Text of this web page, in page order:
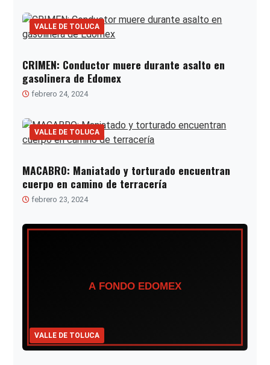
VALLE DE TOLUCA
CRIMEN: Conductor muere durante asalto en
gasolinera de Edomex
febrero 24, 2024
VALLE DE TOLUCA
MACABRO: Maniatado y torturado encuentran
cuerpo en camino de terracería
febrero 23, 2024
VALLE DE TOLUCA